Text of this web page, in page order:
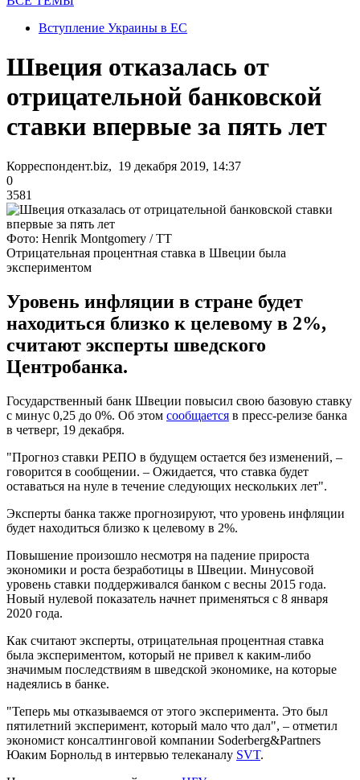
Вступление Украины в ЕС
Швеция отказалась от
отрицательной банковской
ставки впервые за пять лет
Корреспондент.biz, 19 декабря 2019, 14:37
0
3581
Фото: Henrik Montgomery / TT
Отрицательная процентная ставка в Швеции была
экспериментом
Уровень инфляции в стране будет
находиться близко к целевому в 2%,
считают эксперты шведского
Центробанка.
Государственный банк Швеции повысил свою базовую ставку
с минус 0,25 до 0%. Об этом сообщается в пресс-релизе банка
в четверг, 19 декабря.
"Прогноз ставки РЕПО в будущем остается без изменений, –
говорится в сообщении. – Ожидается, что ставка будет
оставаться на нуле в течение следующих нескольких лет".
Эксперты банка также прогнозируют, что уровень инфляции
будет находиться близко к целевому в 2%.
Повышение произошло несмотря на падение прироста
экономики и роста безработицы в Швеции. Минусовой
уровень ставки поддерживался банком с весны 2015 года.
Новый нулевой показатель начнет применяться с 8 января
2020 года.
Как считают эксперты, отрицательная процентная ставка
была экспериментом, который не привел к каким-либо
значимым последствиям в шведской экономике, на которые
надеялись в банке.
"Теперь мы отказываемся от этого эксперимента. Это был
пятилетний эксперимент, который мало что дал", – отметил
экономист консалтинговой компании Soderberg&Partners
Юаким Борнольд в интервью телеканалу SVT.